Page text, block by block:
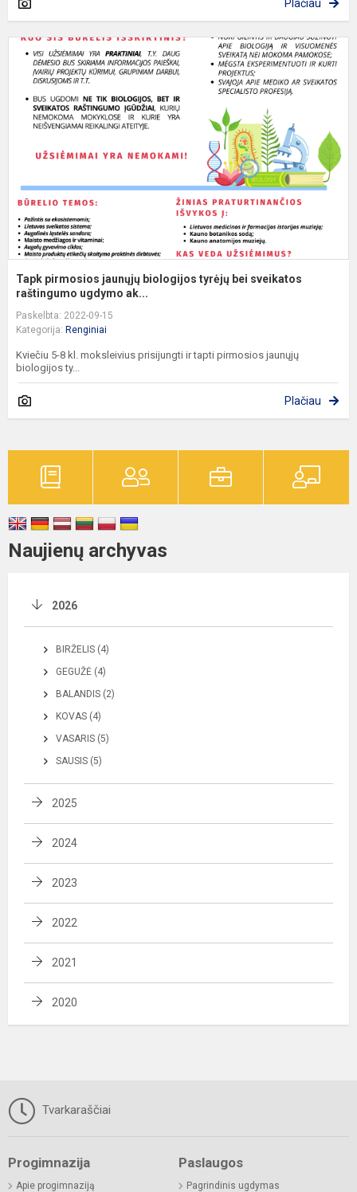
Plačiau
Tapk pirmosios jaunųjų biologijos tyrėjų bei sveikatos
raštingumo ugdymo ak...
Paskelbta: 2022-09-15
Kategorija: Renginiai
Kviečiu 5-8 kl. moksleivius prisijungti ir tapti pirmosios jaunųjų
biologijos ty...
Plačiau
Naujienų archyvas
2026
BIRŽELIS (4)
GEGUŽĖ (4)
BALANDIS (2)
KOVAS (4)
VASARIS (5)
SAUSIS (5)
2025
2024
2023
2022
2021
2020
Tvarkaraščiai
Progimnazija
Apie progimnaziją
Paslaugos
Pagrindinis ugdymas